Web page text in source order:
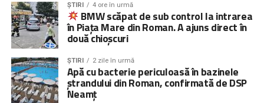
Scopul proiectului este creşterea gradului de
conştientizare a părinţilor români care muncesc în alte
state cu privire la nevoile copiilor rămaşi acasă,
necesitatea menţinerii comunicării cu aceştia şi cu
persoanele în grija cărora au rămas şi a legăturii cu
comunitatea de proveniență.
ȘTIRI 4 ore în urmă
BMW scăpat de sub control la intrarea
în Piața Mare din Roman. A ajuns direct în
două chioșcuri
ȘTIRI 2 zile în urmă
Apă cu bacterie periculoasă în bazinele
ștrandului din Roman, confirmată de DSP
Neamț